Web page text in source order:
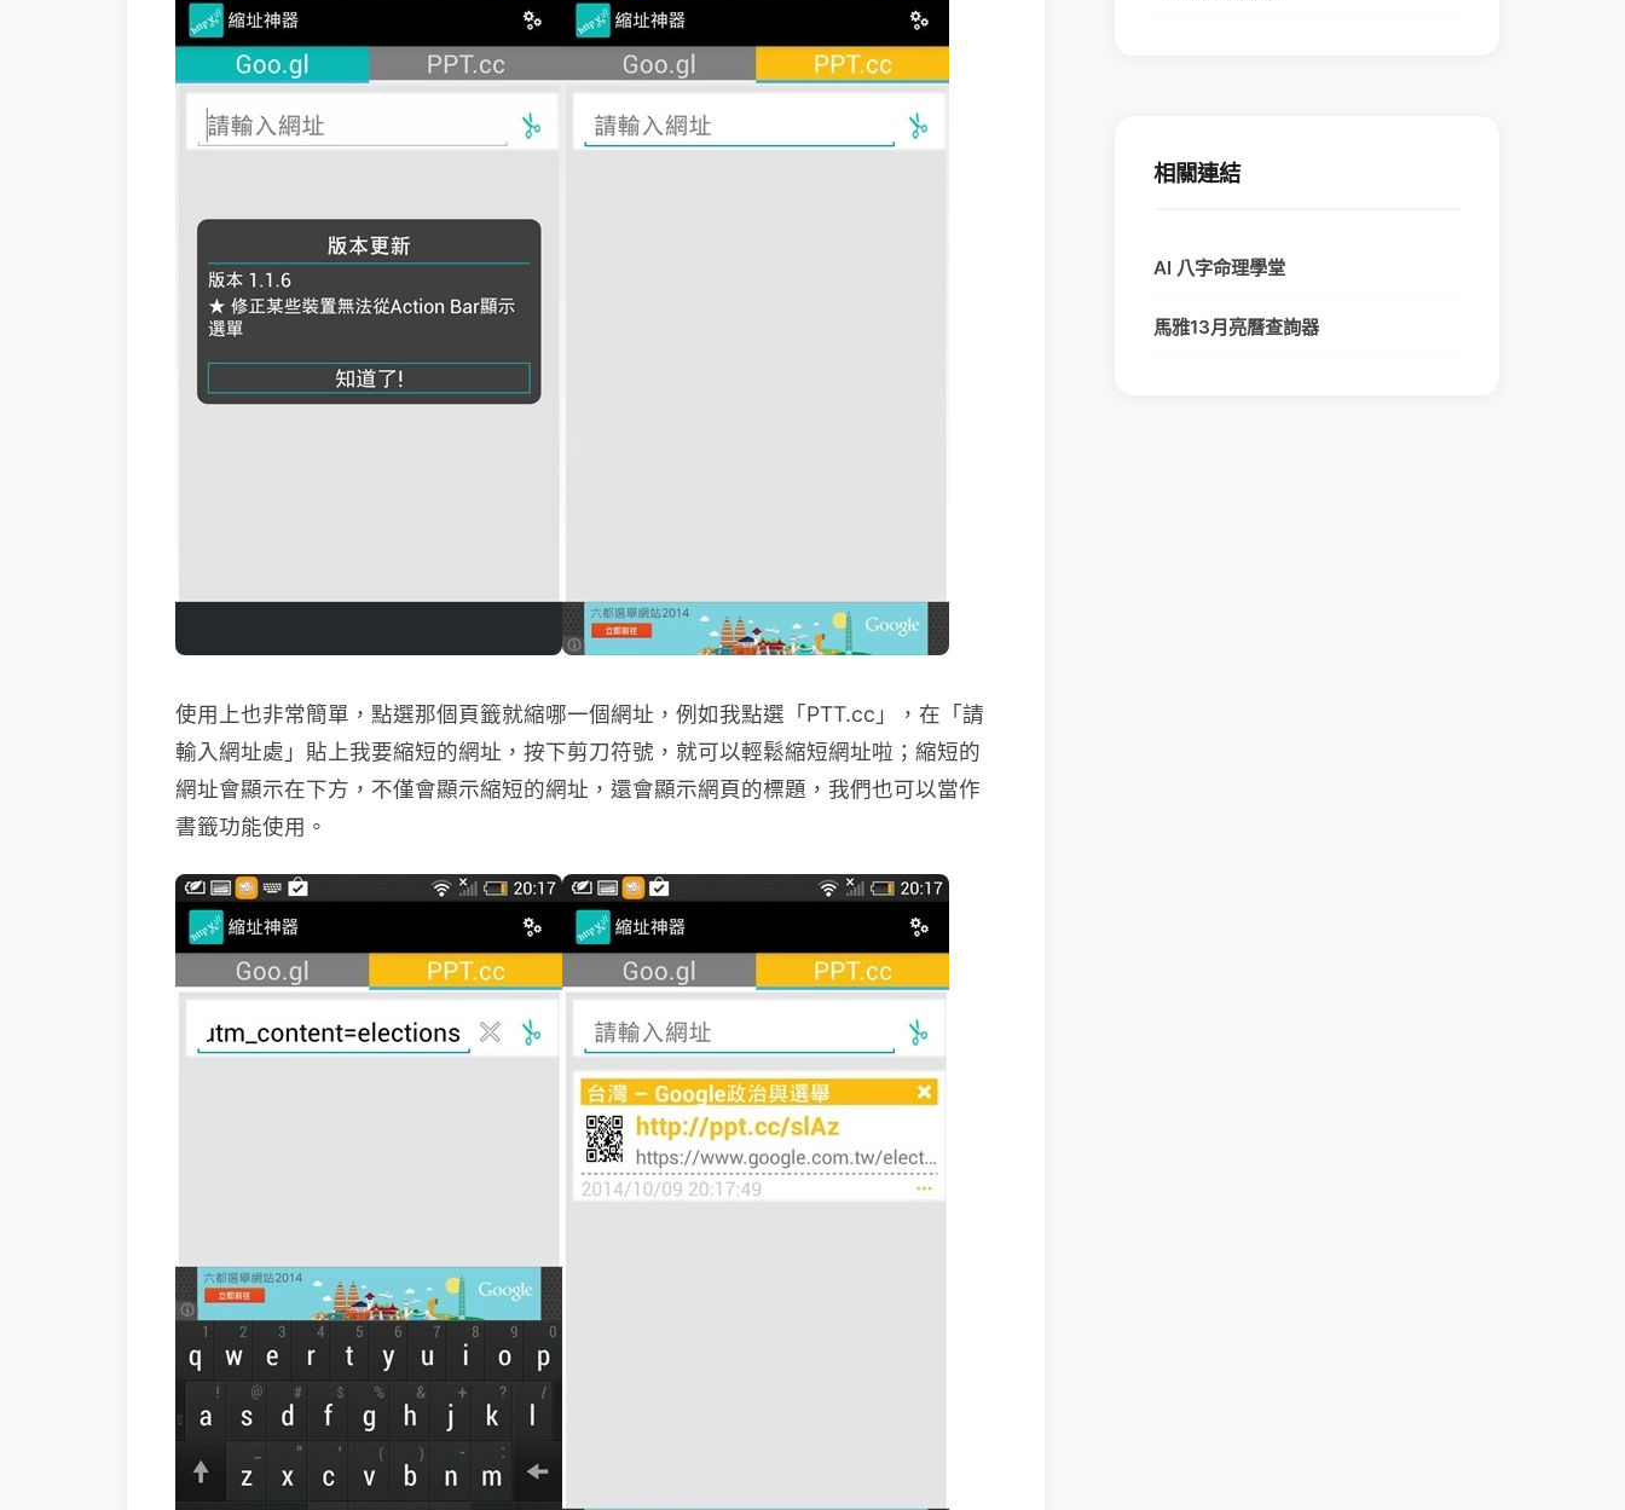
使用上也非常簡單，點選那個頁籤就縮哪一個網址，例如我點選「PTT.cc」，在「請
輸入網址處」貼上我要縮短的網址，按下剪刀符號，就可以輕鬆縮短網址啦；縮短的
網址會顯示在下方，不僅會顯示縮短的網址，還會顯示網頁的標題，我們也可以當作
書籤功能使用。
相關連結
AI 八字命理學堂
馬雅13月亮曆查詢器